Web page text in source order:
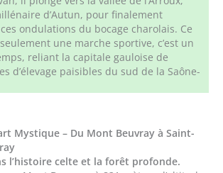
d’Autun, pour finalement
ondulations du bocage charolais. Ce
une marche sportive, c’est un
reliant la capitale gauloise de
d’élevage paisibles du sud de la Saône-
Mystique – Du Mont Beuvray à Saint-
l’histoire celte et la forêt profonde.